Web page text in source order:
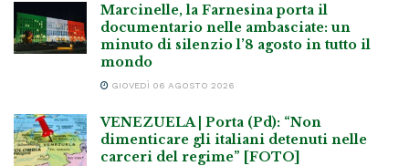
Marcinelle, la Farnesina porta il
documentario nelle ambasciate: un
minuto di silenzio l’8 agosto in tutto il
mondo
GIOVEDÌ 06 AGOSTO 2026
VENEZUELA | Porta (Pd): “Non
dimenticare gli italiani detenuti nelle
carceri del regime” [FOTO]